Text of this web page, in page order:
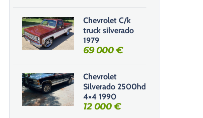
Chevrolet C/k
truck silverado
1979
69 000€
Chevrolet
Silverado 2500hd
4×4 1990
12 000€